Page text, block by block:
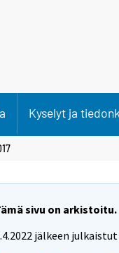
Kyselyt ja
sivu on arkistoitu.
jälkeen